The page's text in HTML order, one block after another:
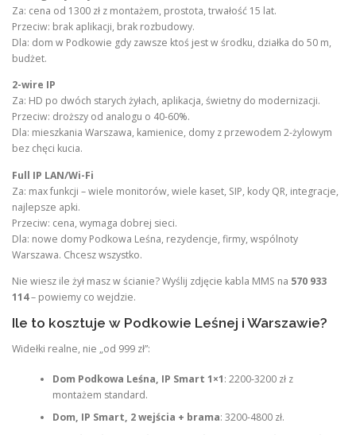
Za: cena od 1300 zł z montażem, prostota, trwałość 15 lat.
Przeciw: brak aplikacji, brak rozbudowy.
Dla: dom w Podkowie gdy zawsze ktoś jest w środku, działka do 50 m,
budżet.
2-wire IP
Za: HD po dwóch starych żyłach, aplikacja, świetny do modernizacji.
Przeciw: droższy od analogu o 40-60%.
Dla: mieszkania Warszawa, kamienice, domy z przewodem 2-żylowym
bez chęci kucia.
Full IP LAN/Wi-Fi
Za: max funkcji – wiele monitorów, wiele kaset, SIP, kody QR, integracje,
najlepsze apki.
Przeciw: cena, wymaga dobrej sieci.
Dla: nowe domy Podkowa Leśna, rezydencje, firmy, wspólnoty
Warszawa. Chcesz wszystko.
Nie wiesz ile żył masz w ścianie? Wyślij zdjęcie kabla MMS na 570 933
114– powiemy co wejdzie.
Ile to kosztuje w Podkowie Leśnej i Warszawie?
Widełki realne, nie „od 999 zł”:
Dom Podkowa Leśna, IP Smart 1×1: 2200-3200 zł z
montażem standard.
Dom, IP Smart, 2 wejścia + brama: 3200-4800 zł.